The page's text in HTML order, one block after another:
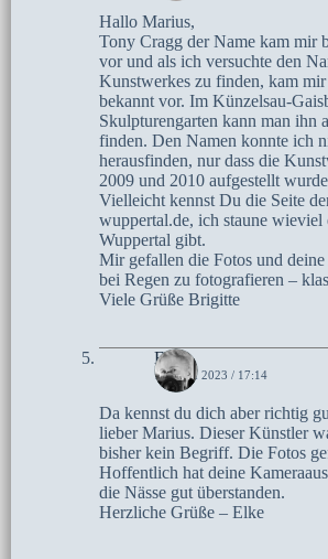
Hallo Marius,
Tony Cragg der Name kam mir
vor und als ich versuchte den
Kunstwerkes zu finden, kam
bekannt vor. Im Künzelsau-
Skulpturengarten kann man ihn
finden. Den Namen konnte ich
herausfinden, nur dass die
2009 und 2010 aufgestellt
Vielleicht kennst Du die Seite
wuppertal.de, ich staune wieviel
Wuppertal gibt.
Mir gefallen die Fotos und deine
bei Regen zu fotografieren –
Viele Grüße Brigitte
Elke
15. MAI 2023 / 17:14
Da kennst du dich aber richtig
lieber Marius. Dieser Künstler
bisher kein Begriff. Die Fotos
Hoffentlich hat deine
die Nässe gut überstanden.
Herzliche Grüße – Elke